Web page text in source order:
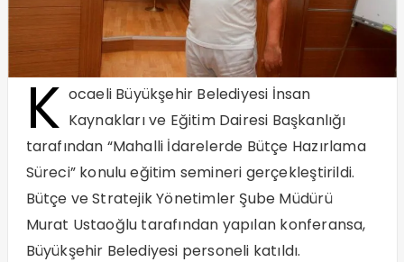
K ocaeli Büyükşehir Belediyesi İnsan
Kaynakları ve Eğitim Dairesi Başkanlığı
tarafından “Mahalli İdarelerde Bütçe Hazırlama
Süreci” konulu eğitim semineri gerçekleştirildi.
Bütçe ve Stratejik Yönetimler Şube Müdürü
Murat Ustaoğlu tarafından yapılan konferansa,
Büyükşehir Belediyesi personeli katıldı.